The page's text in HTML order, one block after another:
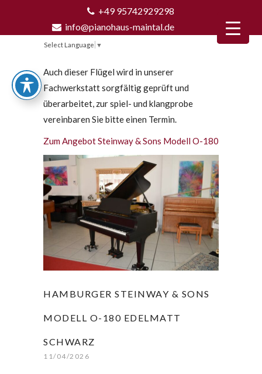
+49 95742929298
info@pianohaus-maintal.de
Select Language ▼
Auch dieser Flügel wird in unserer
Fachwerkstatt sorgfältig geprüft und
überarbeitet, zur spiel- und klangprobe
vereinbaren Sie bitte einen Termin.
Zum Angebot Steinway & Sons Modell O-180
HAMBURGER STEINWAY & SONS
MODELL O-180 EDELMATT
SCHWARZ
11/04/2026